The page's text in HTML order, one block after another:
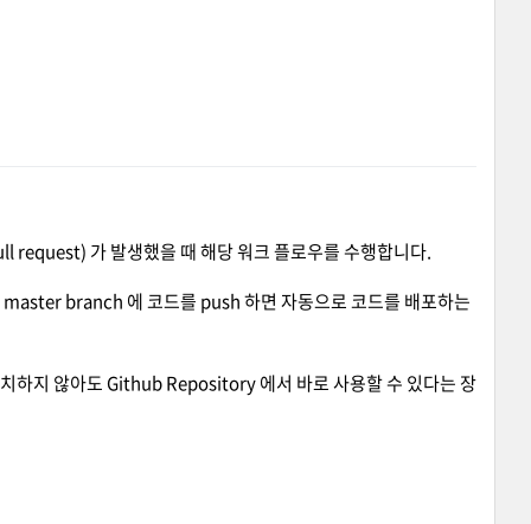
가 발생했을 때 해당 워크 플로우를 수행합니다.
branch 에 코드를 push 하면 자동으로 코드를 배포하는
지 않아도 Github Repository 에서 바로 사용할 수 있다는 장